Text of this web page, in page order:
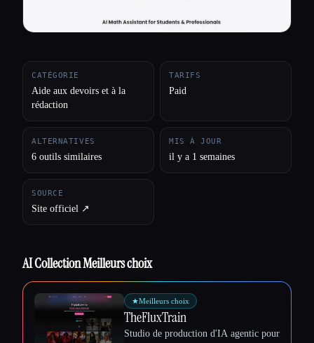
CATÉGORIE
Aide aux devoirs et à la
rédaction
TARIFS
Paid
ALTERNATIVES
6 outils similaires
MIS À JOUR
il y a 1 semaines
SOURCE
Site officiel ↗︎
AI Collection Meilleurs choix
★Meilleurs choix
TheFluxTrain
Studio de production d'IA agentic pour